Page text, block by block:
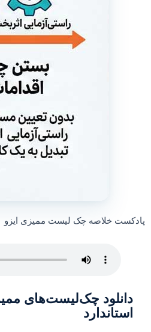
پادکست خلاصه چک لیست ممیزی ایزو
دانلود چک‌لیست‌های
استاندارد